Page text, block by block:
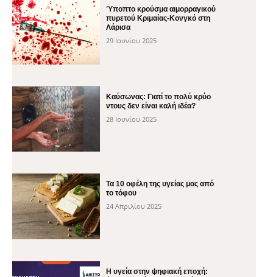
Ύποπτο κρούσμα αιμορραγικού
πυρετού Κριμαίας-Κονγκό στη
Λάρισα
29 Ιουνίου 2025
Καύσωνας: Γιατί το πολύ κρύο
ντους δεν είναι καλή ιδέα?
28 Ιουνίου 2025
Τα 10 οφέλη της υγείας μας από
το τόφου
24 Απριλίου 2025
H υγεία στην ψηφιακή εποχή: